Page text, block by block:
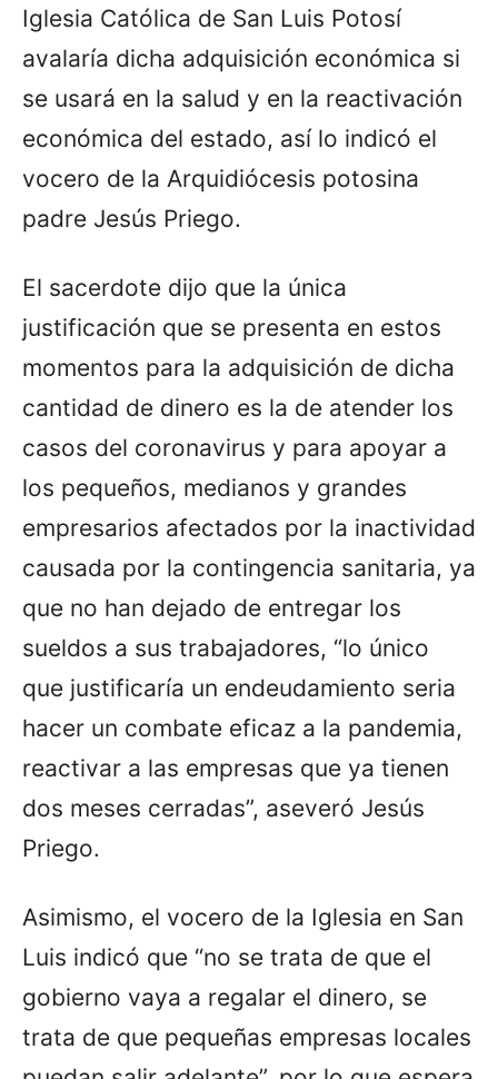
Iglesia Católica de San Luis Potosí
avalaría dicha adquisición económica si
se usará en la salud y en la reactivación
económica del estado, así lo indicó el
vocero de la Arquidiócesis potosina
padre Jesús Priego.
El sacerdote dijo que la única
justificación que se presenta en estos
momentos para la adquisición de dicha
cantidad de dinero es la de atender los
casos del coronavirus y para apoyar a
los pequeños, medianos y grandes
empresarios afectados por la inactividad
causada por la contingencia sanitaria, ya
que no han dejado de entregar los
sueldos a sus trabajadores, “lo único
que justificaría un endeudamiento seria
hacer un combate eficaz a la pandemia,
reactivar a las empresas que ya tienen
dos meses cerradas”, aseveró Jesús
Priego.
Asimismo, el vocero de la Iglesia en San
Luis indicó que “no se trata de que el
gobierno vaya a regalar el dinero, se
trata de que pequeñas empresas locales